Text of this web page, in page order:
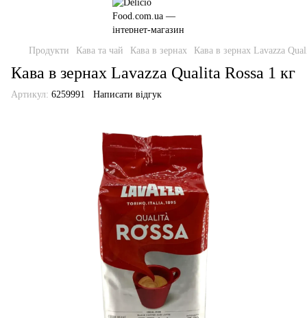
Продукти Кава та чай Кава в зернах Кава в зернах Lavazza
Кава в зернах Lavazza Qualita Rossa 1 кг
Артикул: 6259991 Написати відгук